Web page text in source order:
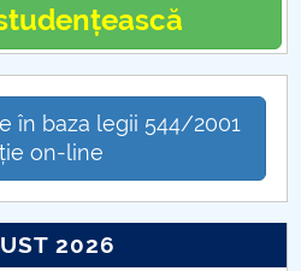
în baza legii 544/2001
on-line
2026